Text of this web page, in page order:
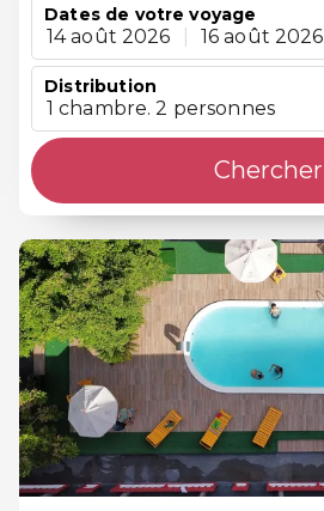
Dates de votre voyage
14 août 2026 16 août 2026
Distribution
1 chambre. 2 personnes
Chercher